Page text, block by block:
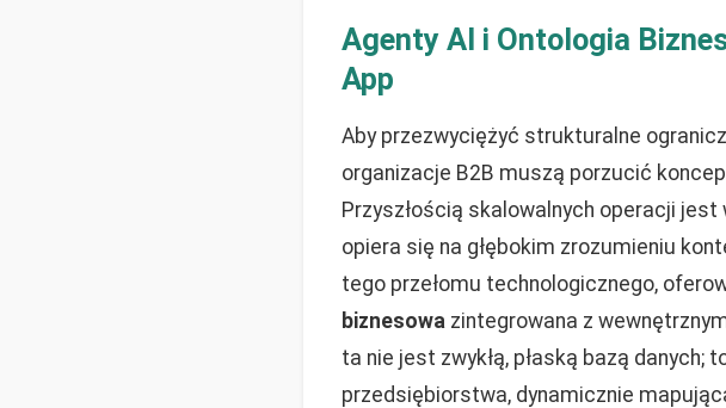
Agenty AI i Ontologia
App
Aby przezwyciężyć strukturalne
organizacje B2B muszą porzucić
Przyszłością skalowalnych operacji jest
opiera się na głębokim zrozumieniu
tego przełomu technologicznego,
biznesowa zintegrowana z
ta nie jest zwykłą, płaską bazą
przedsiębiorstwa, dynamicznie